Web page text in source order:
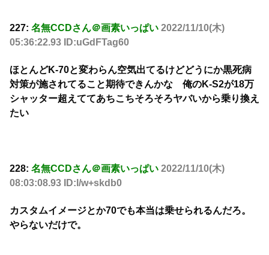
227: 名無CCDさん＠画素いっぱい 2022/11/10(木)
05:36:22.93 ID:uGdFTag60
ほとんどK-70と変わらん空気出てるけどどうにか黒死病
対策が施されてること期待できんかな 俺のK-S2が18万
シャッター超えててあちこちそろそろヤバいから乗り換え
たい
228: 名無CCDさん＠画素いっぱい 2022/11/10(木)
08:03:08.93 ID:l/w+skdb0
カスタムイメージとか70でも本当は乗せられるんだろ。
やらないだけで。